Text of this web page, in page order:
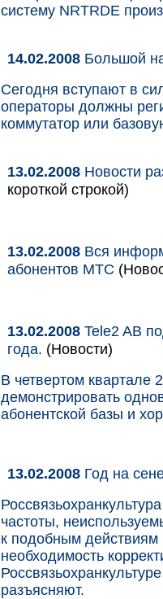
систему NRTRDE
14.02.2008 Большой
Сегодня вступают в
операторы должны
коммутатор или
13.02.2008 Новости
короткой строкой)
13.02.2008 Вся
абонентов МТС
13.02.2008 Tele2 AB
года. (Новости)
В четвертом квартале
демонстрировать
абонентской базы и
13.02.2008 Год на
частоты,
к подобным
необходимость
разъясняют.